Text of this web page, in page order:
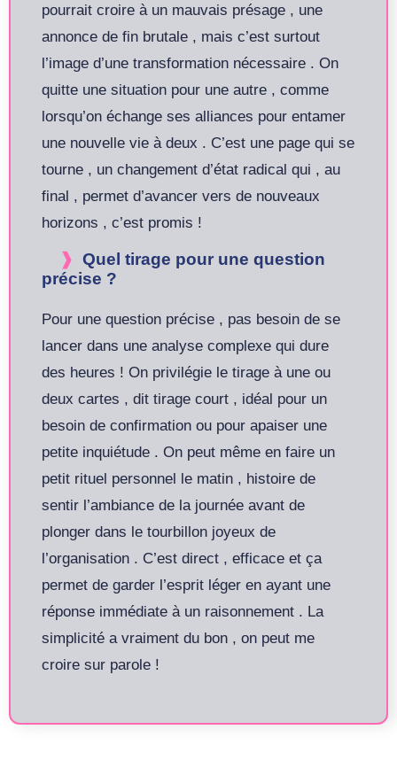
pourrait croire à un mauvais présage , une
annonce de fin brutale , mais c’est surtout
l’image d’une transformation nécessaire . On
quitte une situation pour une autre , comme
lorsqu’on échange ses alliances pour entamer
une nouvelle vie à deux . C’est une page qui se
tourne , un changement d’état radical qui , au
final , permet d’avancer vers de nouveaux
horizons , c’est promis !
Quel tirage pour une question
précise ?
Pour une question précise , pas besoin de se
lancer dans une analyse complexe qui dure
des heures ! On privilégie le tirage à une ou
deux cartes , dit tirage court , idéal pour un
besoin de confirmation ou pour apaiser une
petite inquiétude . On peut même en faire un
petit rituel personnel le matin , histoire de
sentir l’ambiance de la journée avant de
plonger dans le tourbillon joyeux de
l’organisation . C’est direct , efficace et ça
permet de garder l’esprit léger en ayant une
réponse immédiate à un raisonnement . La
simplicité a vraiment du bon , on peut me
croire sur parole !